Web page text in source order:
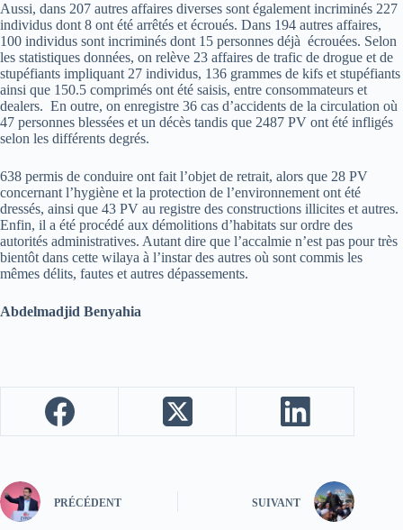
Aussi, dans 207 autres affaires diverses sont également incriminés 227
individus dont 8 ont été arrêtés et écroués. Dans 194 autres affaires,
100 individus sont incriminés dont 15 personnes déjà écrouées. Selon
les statistiques données, on relève 23 affaires de trafic de drogue et de
stupéfiants impliquant 27 individus, 136 grammes de kifs et stupéfiants
ainsi que 150.5 comprimés ont été saisis, entre consommateurs et
dealers. En outre, on enregistre 36 cas d’accidents de la circulation où
47 personnes blessées et un décès tandis que 2487 PV ont été infligés
selon les différents degrés.
638 permis de conduire ont fait l’objet de retrait, alors que 28 PV
concernant l’hygiène et la protection de l’environnement ont été
dressés, ainsi que 43 PV au registre des constructions illicites et autres.
Enfin, il a été procédé aux démolitions d’habitats sur ordre des
autorités administratives. Autant dire que l’accalmie n’est pas pour très
bientôt dans cette wilaya à l’instar des autres où sont commis les
mêmes délits, fautes et autres dépassements.
Abdelmadjid Benyahia
PRÉCÉDENT SUIVANT